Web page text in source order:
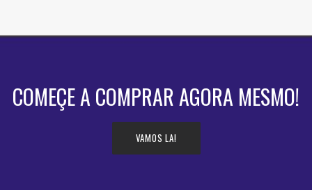
COMEÇE A COMPRAR AGORA MESMO!
VAMOS LA!